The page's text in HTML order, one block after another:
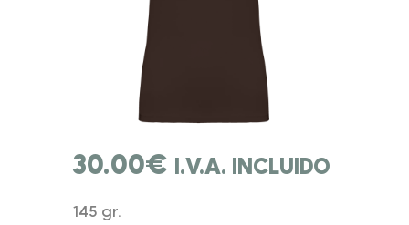
30.00€ I.V.A. INCLUIDO
145 gr.